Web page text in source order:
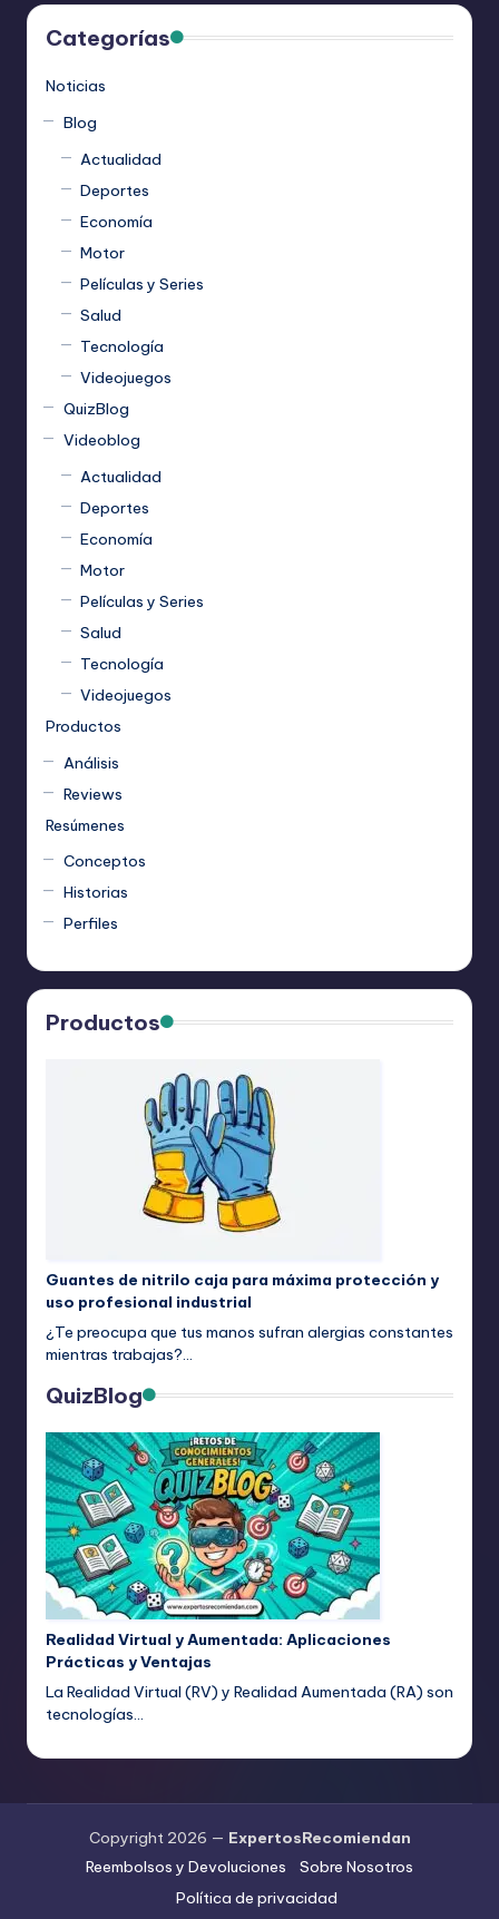
Categorías
Noticias
Blog
Actualidad
Deportes
Economía
Motor
Películas y Series
Salud
Tecnología
Videojuegos
QuizBlog
Videoblog
Actualidad
Deportes
Economía
Motor
Películas y Series
Salud
Tecnología
Videojuegos
Productos
Análisis
Reviews
Resúmenes
Conceptos
Historias
Perfiles
Productos
Guantes de nitrilo caja para máxima protección y
uso profesional industrial
¿Te preocupa que tus manos sufran alergias constantes
mientras trabajas?…
QuizBlog
Realidad Virtual y Aumentada: Aplicaciones
Prácticas y Ventajas
La Realidad Virtual (RV) y Realidad Aumentada (RA) son
tecnologías…
Copyright 2026 — ExpertosRecomiendan
Reembolsos y Devoluciones
Sobre Nosotros
Política de privacidad